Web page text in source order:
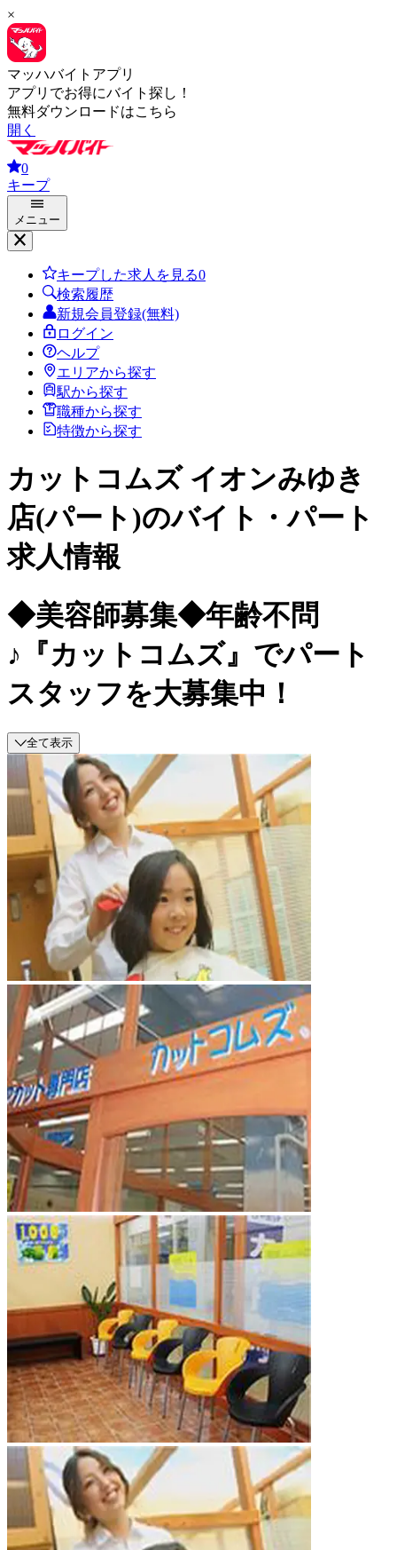
×
マッハバイトアプリ
アプリでお得にバイト探し！
無料ダウンロードはこちら
開く
0
キープ
メニュー
キープした求人を見る0
検索履歴
新規会員登録(無料)
ログイン
ヘルプ
エリアから探す
駅から探す
職種から探す
特徴から探す
カットコムズ イオンみゆき
店(パート)のバイト・パート
求人情報
◆美容師募集◆年齢不問
♪『カットコムズ』でパート
スタッフを大募集中！
全て表示